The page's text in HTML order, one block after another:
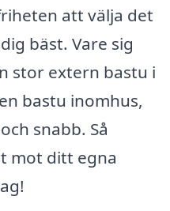
att välja det
bäst. Vare sig
stor extern bastu i
bastu inomhus,
snabb. Så
mot ditt egna